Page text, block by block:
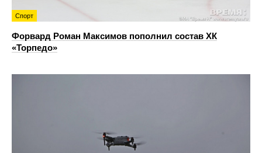
Спорт
Форвард Роман Максимов пополнил состав ХК
«Торпедо»